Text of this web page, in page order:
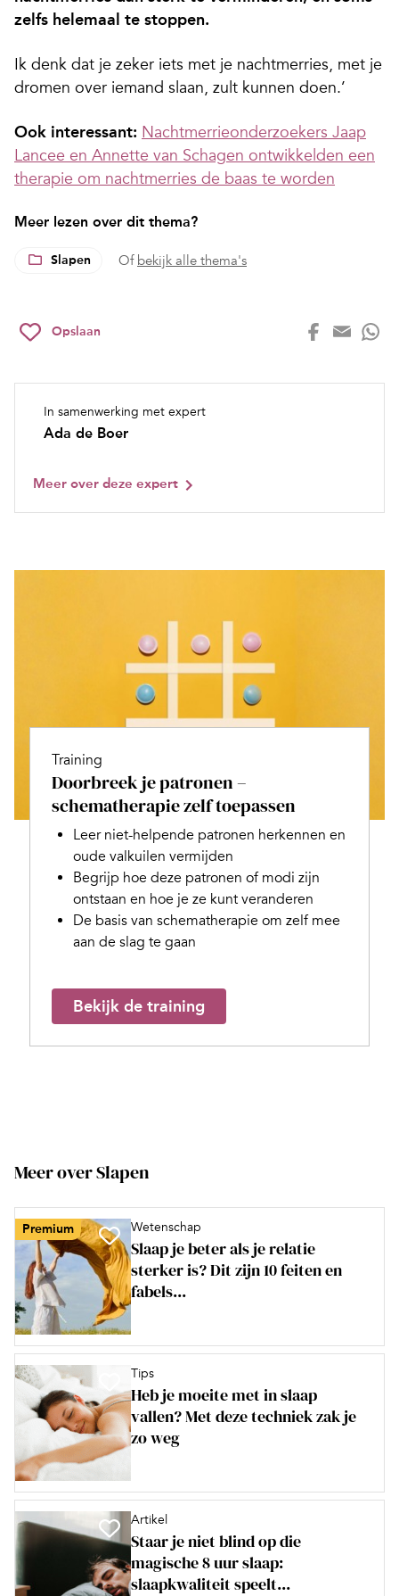
zelfs helemaal te stoppen.
Ik denk dat je zeker iets met je nachtmerries, met je
dromen over iemand slaan, zult kunnen doen.’
Ook interessant: Nachtmerrieonderzoekers Jaap
Lancee en Annette van Schagen ontwikkelden een
therapie om nachtmerries de baas te worden
Meer lezen over dit thema?
Slapen Of bekijk alle thema's
Opslaan
In samenwerking met expert
Ada de Boer
Meer over deze expert
Training
Doorbreek je patronen –
schematherapie zelf toepassen
Leer niet-helpende patronen herkennen en
oude valkuilen vermijden
Begrijp hoe deze patronen of modi zijn
ontstaan en hoe je ze kunt veranderen
De basis van schematherapie om zelf mee
aan de slag te gaan
Bekijk de training
Meer over Slapen
Premium Wetenschap
Slaap je beter als je relatie
sterker is? Dit zijn 10 feiten en
fabels...
Tips
Heb je moeite met in slaap
vallen? Met deze techniek zak je
zo weg
Artikel
Staar je niet blind op die
magische 8 uur slaap:
slaapkwaliteit speelt...